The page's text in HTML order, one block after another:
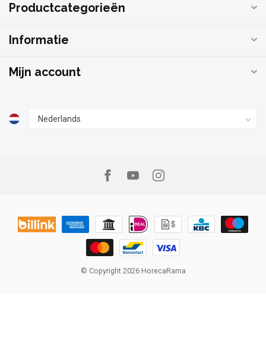
Productcategorieën
Informatie
Mijn account
© Copyright 2026 HorecaRama